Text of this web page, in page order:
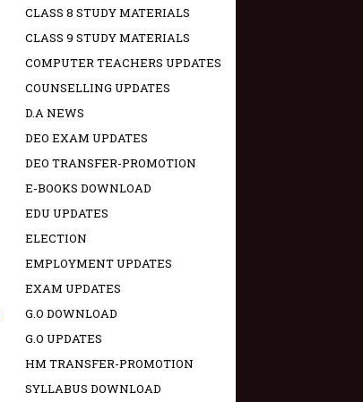
CLASS 8 STUDY MATERIALS
CLASS 9 STUDY MATERIALS
COMPUTER TEACHERS UPDATES
COUNSELLING UPDATES
D.A NEWS
DEO EXAM UPDATES
DEO TRANSFER-PROMOTION
E-BOOKS DOWNLOAD
EDU UPDATES
ELECTION
EMPLOYMENT UPDATES
EXAM UPDATES
G.O DOWNLOAD
G.O UPDATES
HM TRANSFER-PROMOTION
SYLLABUS DOWNLOAD